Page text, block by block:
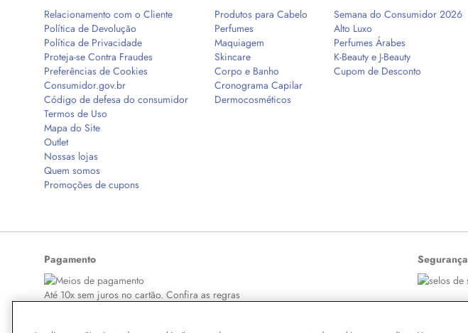
Relacionamento com o Cliente
Política de Devolução
Política de Privacidade
Proteja-se Contra Fraudes
Preferências de Cookies
Consumidor.gov.br
Código de defesa do consumidor
Termos de Uso
Mapa do Site
Outlet
Nossas lojas
Quem somos
Promoções de cupons
Produtos para Cabelo
Perfumes
Maquiagem
Skincare
Corpo e Banho
Cronograma Capilar
Dermocosméticos
Semana do Consumidor 2026
Alto Luxo
Perfumes Árabes
K-Beauty e J-Beauty
Cupom de Desconto
Pagamento
Até 10x sem juros no cartão. Confira as regras
Segurança